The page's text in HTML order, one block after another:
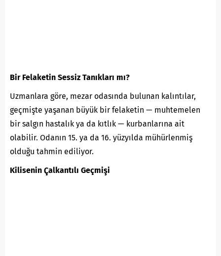
Bir Felaketin Sessiz Tanıkları mı?
Uzmanlara göre, mezar odasında bulunan kalıntılar,
geçmişte yaşanan büyük bir felaketin — muhtemelen
bir salgın hastalık ya da kıtlık — kurbanlarına ait
olabilir. Odanın 15. ya da 16. yüzyılda mühürlenmiş
olduğu tahmin ediliyor.
Kilisenin Çalkantılı Geçmişi